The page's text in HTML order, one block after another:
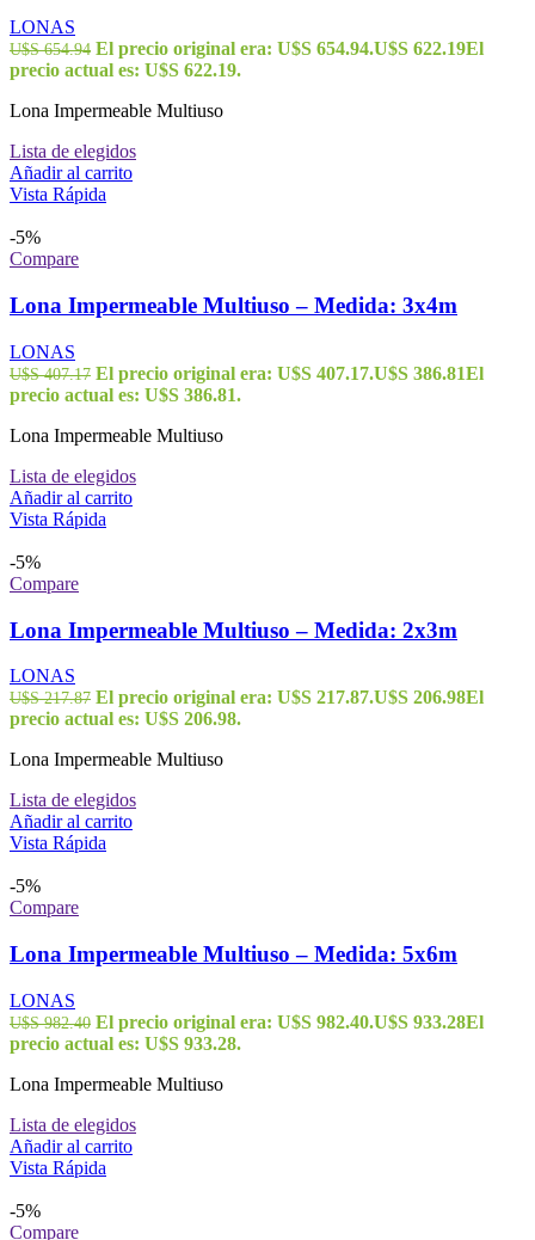
LONAS
U$S654.94 El precio original era: U$S 654.94.U$S 622.19El
precio actual es: U$S 622.19.
Lona Impermeable Multiuso
Lista de elegidos
Añadir al carrito
Vista Rápida
-5%
Compare
Lona Impermeable Multiuso – Medida: 3x4m
LONAS
U$S407.17 El precio original era: U$S 407.17.U$S 386.81El
precio actual es: U$S 386.81.
Lona Impermeable Multiuso
Lista de elegidos
Añadir al carrito
Vista Rápida
-5%
Compare
Lona Impermeable Multiuso – Medida: 2x3m
LONAS
U$S217.87 El precio original era: U$S 217.87.U$S 206.98El
precio actual es: U$S 206.98.
Lona Impermeable Multiuso
Lista de elegidos
Añadir al carrito
Vista Rápida
-5%
Compare
Lona Impermeable Multiuso – Medida: 5x6m
LONAS
U$S982.40 El precio original era: U$S 982.40.U$S 933.28El
precio actual es: U$S 933.28.
Lona Impermeable Multiuso
Lista de elegidos
Añadir al carrito
Vista Rápida
-5%
Compare